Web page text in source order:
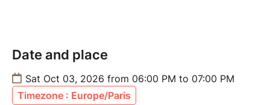
Date and place
Sat Oct 03, 2026 from 06:00 PM to 07:00 PM
Timezone : Europe/Paris